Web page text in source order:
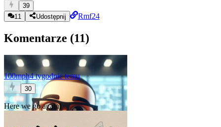
39
11
Udostępnij Rmf24
Komentarze (11)
100mph4 tygodnie temu
30
Here we go again!